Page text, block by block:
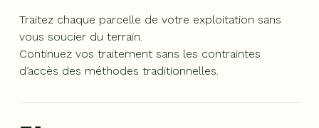
Traitez chaque parcelle de votre exploitation sans
vous soucier du terrain.
Continuez vos traitement sans les contraintes
d’accès des méthodes traditionnelles.